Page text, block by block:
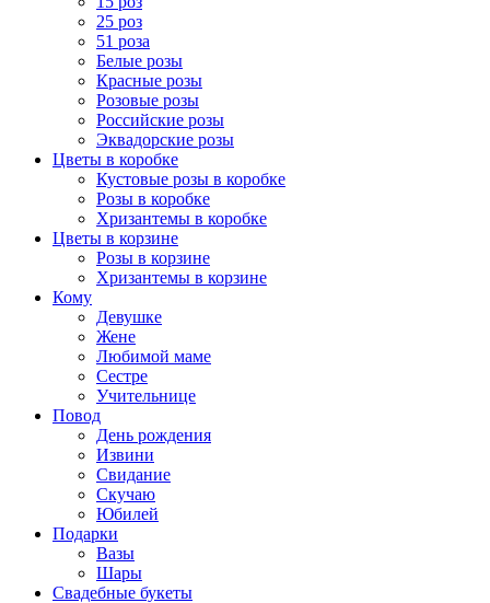
25 роз
51 роза
Белые розы
Красные розы
Розовые розы
Российские розы
Эквадорские розы
Цветы в коробке
Кустовые розы в коробке
Розы в коробке
Хризантемы в коробке
Цветы в корзине
Розы в корзине
Хризантемы в корзине
Кому
Девушке
Жене
Любимой маме
Сестре
Учительнице
Повод
День рождения
Извини
Свидание
Скучаю
Юбилей
Подарки
Вазы
Шары
Свадебные букеты